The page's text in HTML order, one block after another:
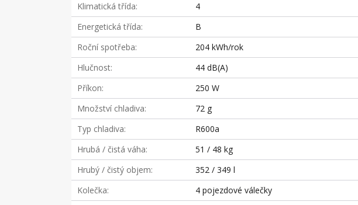
Klimatická třída
4
Energetická třída
B
Roční spotřeba
204 kWh/rok
Hlučnost
44 dB(A)
Příkon
250 W
Množství chladiva
72 g
Typ chladiva
R600a
Hrubá / čistá váha
51 / 48 kg
Hrubý / čistý objem
352 / 349 l
Kolečka
4 pojezdové válečky